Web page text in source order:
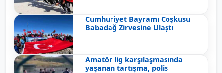
Cumhuriyet Bayramı Coşkusu
Babadağ Zirvesine Ulaştı
Amatör lig karşılaşmasında
yaşanan tartışma, polis